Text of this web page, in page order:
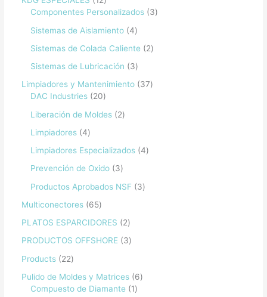
Componentes Personalizados
3
Sistemas de Aislamiento 4
Sistemas de Colada Caliente
2
Sistemas de Lubricación
3
Limpiadores y Mantenimiento
37
DAC Industries
20
Liberación de Moldes
2
Limpiadores 4
Limpiadores Especializados 4
Prevención de Oxido
3
Productos Aprobados NSF
3
Multiconectores
65
PLATOS ESPARCIDORES
2
PRODUCTOS OFFSHORE
3
Products
22
Pulido de Moldes y Matrices
6
Compuesto de Diamante
1